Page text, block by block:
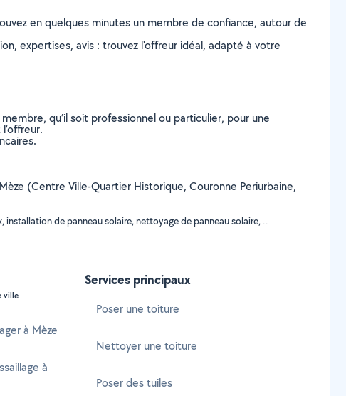
en quelques minutes un membre de confiance, autour de
expertises, avis : trouvez l'offreur idéal, adapté à votre
qu’il soit professionnel ou particulier, pour une
(Centre Ville-Quartier Historique, Couronne Periurbaine,
de panneau solaire, nettoyage de panneau solaire, ..
ville
à Mèze
à
Services principaux
Poser une toiture
Nettoyer une toiture
Poser des tuiles